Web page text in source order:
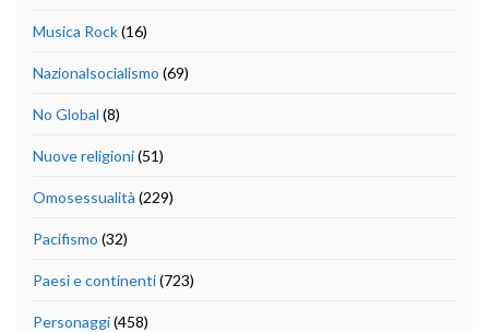
Musica Rock(16)
Nazionalsocialismo (69)
No Global (8)
Nuove religioni(51)
Omosessualità (229)
Pacifismo (32)
Paesi e continenti(723)
Personaggi(458)